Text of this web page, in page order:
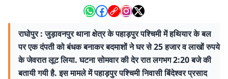
राघोपुर : जुड़ावनपुर थाना क्षेत्र के पहाड़पुर पश्चिमी में हथियार के बल
पर एक दंपती को बंधक बनाकर बदमाशों ने घर से 25 हजार व लाखों रुपये
के जेवरात लूट लिया. घटना सोमवार की देर रात लगभग 2:20 बजे की
बतायी गयी है. इस मामले में पहाड़पुर पश्चिमी निवासी बिंदेश्वर प्रसाद